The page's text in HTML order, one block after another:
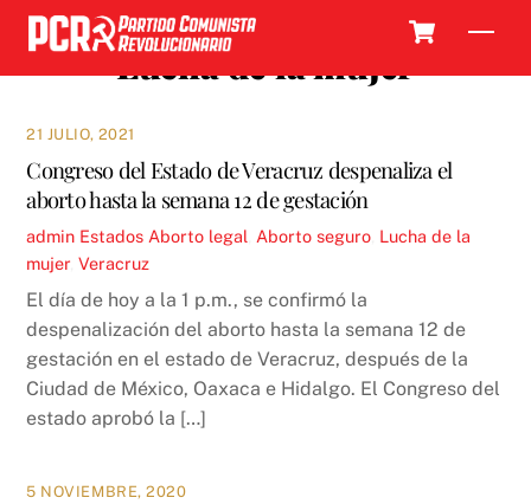
Skip
content
Lucha de la mujer
21 JULIO, 2021
Congreso del Estado de Veracruz despenaliza el
aborto hasta la semana 12 de gestación
admin Estados Aborto legal Aborto seguro Lucha de la
mujer,Veracruz
El día de hoy a la 1 p.m., se confirmó la
despenalización del aborto hasta la semana 12 de
gestación en el estado de Veracruz, después de la
Ciudad de México, Oaxaca e Hidalgo. El Congreso del
estado aprobó la […]
5 NOVIEMBRE, 2020